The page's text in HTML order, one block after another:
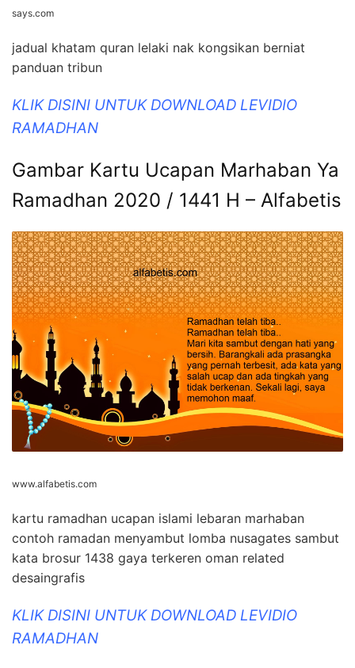
says.com
jadual khatam quran lelaki nak kongsikan berniat
panduan tribun
KLIK DISINI UNTUK DOWNLOAD LEVIDIO
RAMADHAN
Gambar Kartu Ucapan Marhaban Ya
Ramadhan 2020 / 1441 H – Alfabetis
www.alfabetis.com
kartu ramadhan ucapan islami lebaran marhaban
contoh ramadan menyambut lomba nusagates sambut
kata brosur 1438 gaya terkeren oman related
desaingrafis
KLIK DISINI UNTUK DOWNLOAD LEVIDIO
RAMADHAN